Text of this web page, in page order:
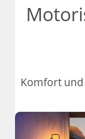
Komfort